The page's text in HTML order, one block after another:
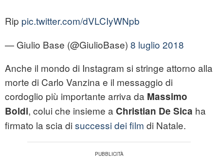
Rip pic.twitter.com/dVLCIyWNpb
— Giulio Base (@GiulioBase) 8 luglio 2018
Anche il mondo di Instagram si stringe attorno alla
morte di Carlo Vanzina e il messaggio di
cordoglio più importante arriva da Massimo
Boldi, colui che insieme a Christian De Sica ha
firmato la scia di successi dei film di Natale.